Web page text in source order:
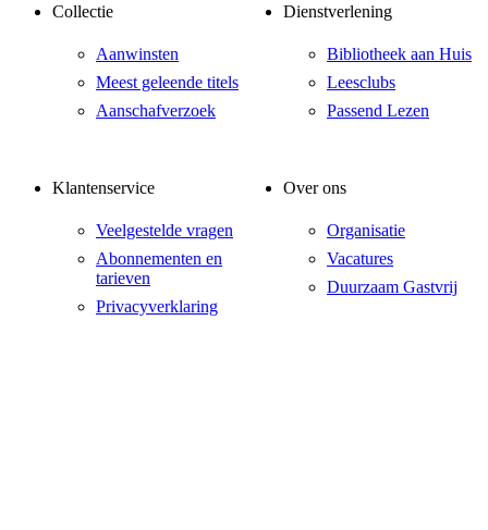
Collectie
Aanwinsten
Meest geleende titels
Aanschafverzoek
Dienstverlening
Bibliotheek aan Huis
Leesclubs
Passend Lezen
Klantenservice
Veelgestelde vragen
Abonnementen en
tarieven
Privacyverklaring
Over ons
Organisatie
Vacatures
Duurzaam Gastvrij